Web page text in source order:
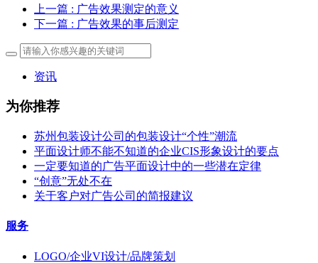
上一篇 : 广告效果测定的意义
下一篇 : 广告效果的事后测定
资讯
为你推荐
苏州包装设计公司的包装设计“个性”潮流
平面设计师不能不知道的企业CIS形象设计的要点
一定要知道的广告平面设计中的一些潜在定律
“创意”无处不在
关于客户对广告公司的简报建议
服务
LOGO/企业VI设计/品牌策划